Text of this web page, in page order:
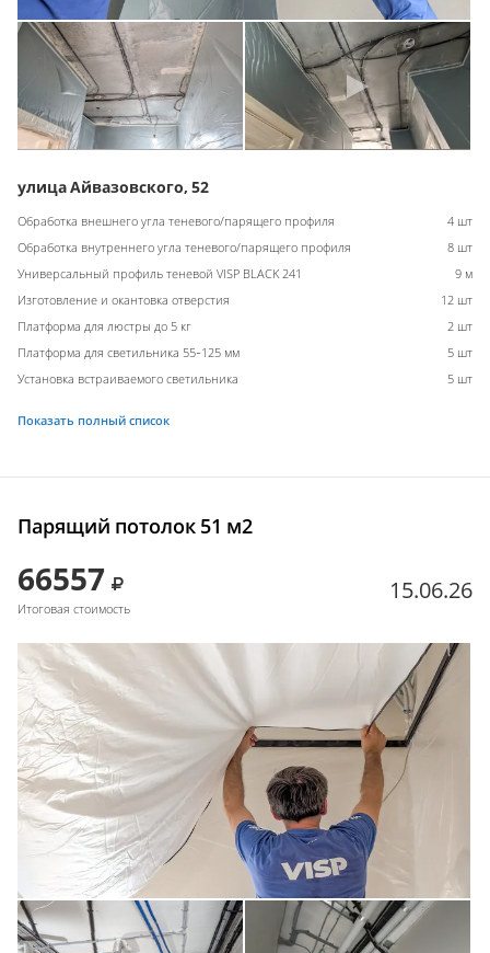
улица Айвазовского, 52
Обработка внешнего угла теневого/парящего профиля
4 шт
Обработка внутреннего угла теневого/парящего профиля
8 шт
Универсальный профиль теневой VISP BLACK 241
9 м
Изготовление и окантовка отверстия
12 шт
Платформа для люстры до 5 кг
2 шт
Платформа для светильника 55-125 мм
5 шт
Установка встраиваемого светильника
5 шт
Показать полный список
Парящий потолок 51 м2
66557
Итоговая стоимость
15.06.26